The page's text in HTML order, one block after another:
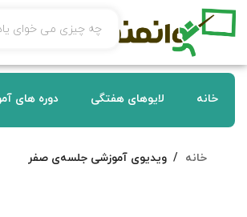
خانه لایوهای هفتگی دوره های
خانه ویدیوی آموزشی جلسه‌ی صفر